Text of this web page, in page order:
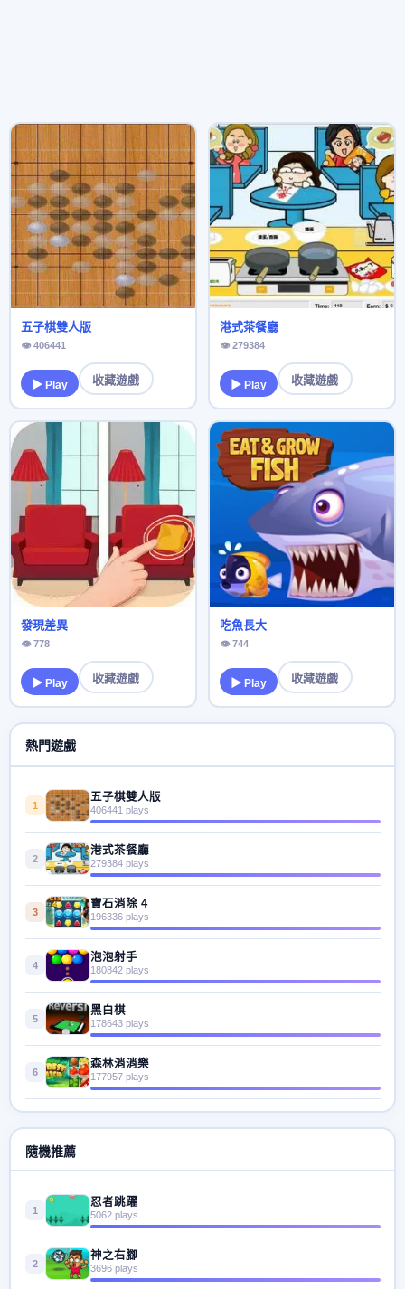
五子棋雙人版
👁 406441
▶ Play 收藏遊戲
港式茶餐廳
👁 279384
▶ Play 收藏遊戲
發現差異
👁 778
▶ Play 收藏遊戲
吃魚長大
👁 744
▶ Play 收藏遊戲
熱門遊戲
1
五子棋雙人版
406441 plays
2
港式茶餐廳
279384 plays
3
寶石消除 4
196336 plays
4
泡泡射手
180842 plays
5
黑白棋
178643 plays
6
森林消消樂
177957 plays
隨機推薦
1
忍者跳躍
5062 plays
2
神之右腳
3696 plays